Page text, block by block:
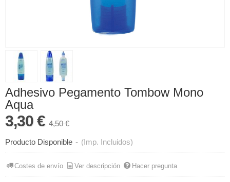
Adhesivo Pegamento Tombow Mono
Aqua
3,30 € 4,50 €
Producto Disponible - (Imp. Incluidos)
Costes de envío Ver descripción Hacer pregunta